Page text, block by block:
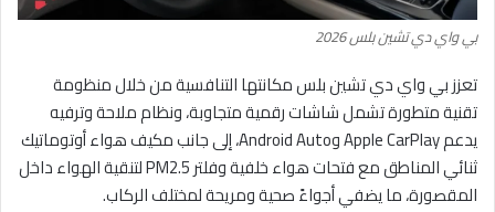
بي واي دي تشين بلس 2026
تعزز بي واي دي تشين بلس مكانتها التنافسية من خلال منظومة
تقنية متطورة تشمل شاشات رقمية متجاوبة، ونظام ملاحة وترفيه
يدعم Apple CarPlay وAndroid Auto، إلى جانب مكيف هواء أوتوماتيك
ثنائي المناطق مع فتحات هواء خلفية وفلتر PM2.5 لتنقية الهواء داخل
المقصورة، ما يضفي أجواءً صحية ومريحة لمختلف الركاب.